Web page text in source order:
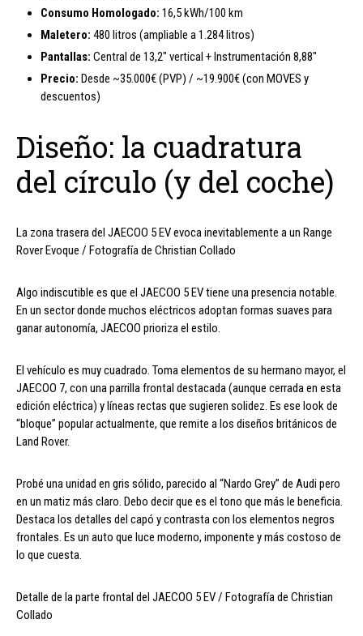
Consumo Homologado: 16,5 kWh/100 km
Maletero: 480 litros (ampliable a 1.284 litros)
Pantallas: Central de 13,2″ vertical + Instrumentación 8,88″
Precio: Desde ~35.000€ (PVP) / ~19.900€ (con MOVES y
descuentos)
Diseño: la cuadratura
del círculo (y del coche)
La zona trasera del JAECOO 5 EV evoca inevitablemente a un Range
Rover Evoque / Fotografía de Christian Collado
Algo indiscutible es que el JAECOO 5 EV tiene una presencia notable.
En un sector donde muchos eléctricos adoptan formas suaves para
ganar autonomía, JAECOO prioriza el estilo.
El vehículo es muy cuadrado. Toma elementos de su hermano mayor, el
JAECOO 7, con una parrilla frontal destacada (aunque cerrada en esta
edición eléctrica) y líneas rectas que sugieren solidez. Es ese look de
“bloque” popular actualmente, que remite a los diseños británicos de
Land Rover.
Probé una unidad en gris sólido, parecido al “Nardo Grey” de Audi pero
en un matiz más claro. Debo decir que es el tono que más le beneficia.
Destaca los detalles del capó y contrasta con los elementos negros
frontales. Es un auto que luce moderno, imponente y más costoso de
lo que cuesta.
Detalle de la parte frontal del JAECOO 5 EV / Fotografía de Christian
Collado